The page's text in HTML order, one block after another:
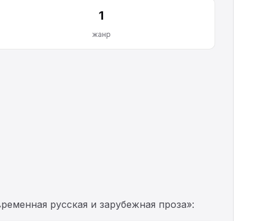
1
жанр
русская и зарубежная проза»: